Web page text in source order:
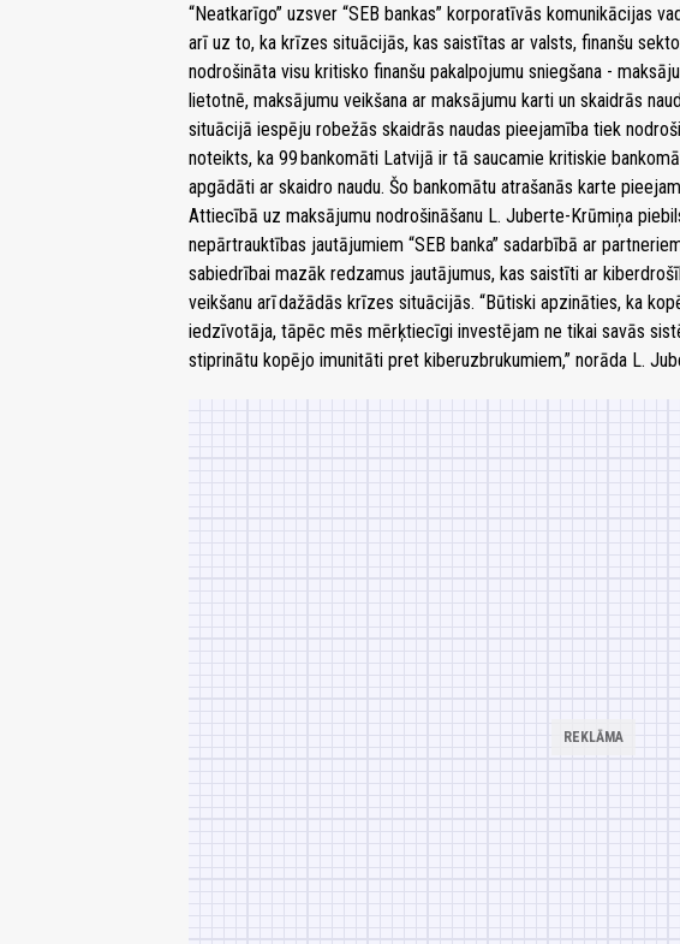
“Neatkarīgo” uzsver “SEB bankas” korporatīvās komunikācijas
arī uz to, ka krīzes situācijās, kas saistītas ar valsts, finanšu
nodrošināta visu kritisko finanšu pakalpojumu sniegšana -
lietotnē, maksājumu veikšana ar maksājumu karti un skaidrās
situācijā iespēju robežās skaidrās naudas pieejamība tiek
noteikts, ka 99bankomāti Latvijā ir tā saucamie kritiskie
apgādāti ar skaidro naudu. Šo bankomātu atrašanās karte
Attiecībā uz maksājumu nodrošināšanu L. Juberte-Krūmiņa
nepārtrauktības jautājumiem “SEB banka” sadarbībā ar
sabiedrībai mazāk redzamus jautājumus, kas saistīti ar
veikšanu arī dažādās krīzes situācijās. “Būtiski apzināties, ka
iedzīvotāja, tāpēc mēs mērķtiecīgi investējam ne tikai savās
stiprinātu kopējo imunitāti pret kiberuzbrukumiem,” norāda L.